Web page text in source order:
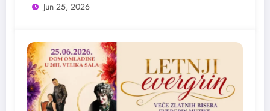
Jun 25, 2026